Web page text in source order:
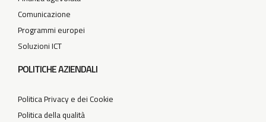
Comunicazione
Programmi europei
Soluzioni ICT
POLITICHE AZIENDALI
Politica Privacy e dei Cookie
Politica della qualità